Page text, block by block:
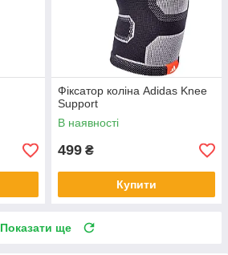
Фіксатор коліна Adidas Knee
Support
В наявності
499 ₴
Купити
Показати ще